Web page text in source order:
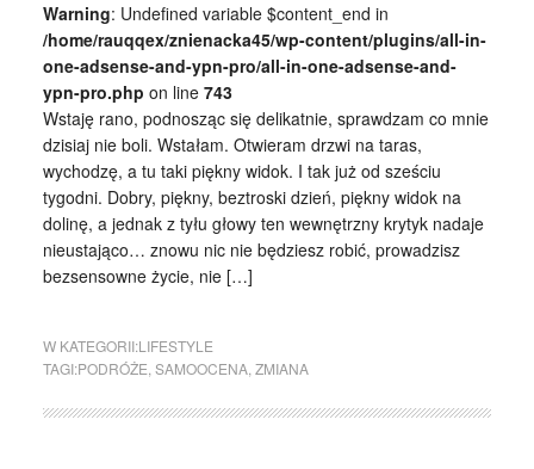
Warning: Undefined variable $content_end in
/home/rauqqex/znienacka45/wp-content/plugins/all-in-
one-adsense-and-ypn-pro/all-in-one-adsense-and-
ypn-pro.php on line 743
Wstaję rano, podnosząc się delikatnie, sprawdzam co mnie
dzisiaj nie boli. Wstałam. Otwieram drzwi na taras,
wychodzę, a tu taki piękny widok. I tak już od sześciu
tygodni. Dobry, piękny, beztroski dzień, piękny widok na
dolinę, a jednak z tyłu głowy ten wewnętrzny krytyk nadaje
nieustająco… znowu nic nie będziesz robić, prowadzisz
bezsensowne życie, nie […]
W KATEGORII:LIFESTYLE
TAGI:PODRÓŻE SAMOOCENA, ZMIANA